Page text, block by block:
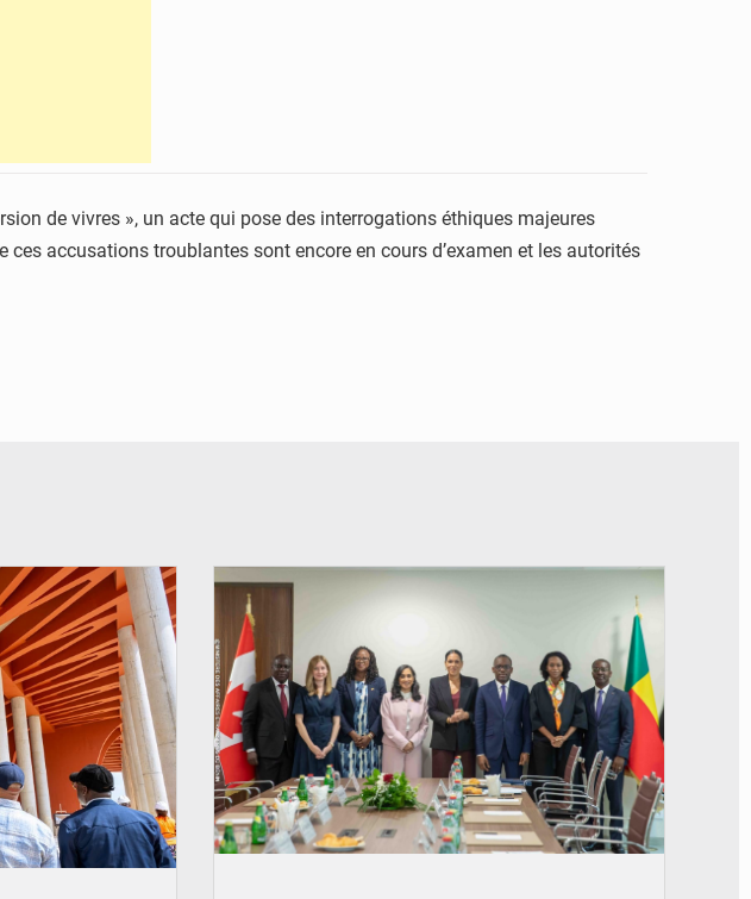
de vivres », un acte qui pose des interrogations éthiques majeures
accusations troublantes sont encore en cours d’examen et les autorités